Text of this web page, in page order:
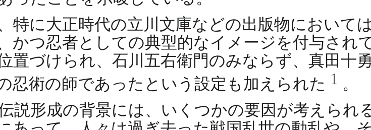
特に大正時代の立川文庫などの出版物において
かつ忍者としての典型的なイメージを付与され
置づけられ、石川五右衛門のみならず、真田十
忍術の師であったという設定も加えられた 1 。
説形成の背景には、いくつかの要因が考えられ